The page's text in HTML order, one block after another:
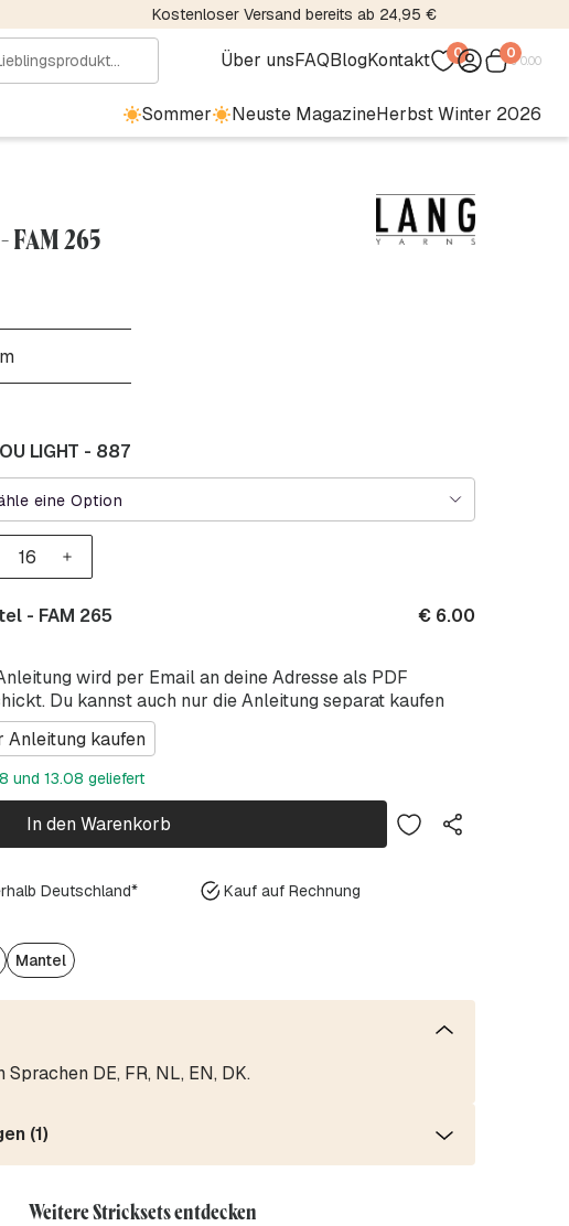
Kostenloser Versand bereits ab 24,95 €
Über unsFAQBlogKontakt 0 0€0.00
Sommer Neuste MagazineHerbst Winter 2026
FAM 265
eine Option
LIGHT - 887
wird per Email an deine Adresse als PDF
Du kannst auch nur die Anleitung separat kaufen
Anleitung kaufen
- FAM 265 €6.00
und 13.08 geliefert
In den Warenkorb
Deutschland* Kauf auf Rechnung
Mantel
DE, FR, NL, EN, DK.
(1)
Weitere Stricksets entdecken